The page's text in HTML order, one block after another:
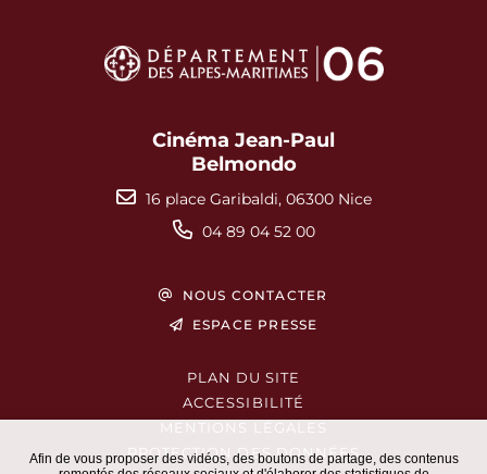
Afin de vous proposer des vidéos, des boutons de partage, des contenus
Cinéma Jean-Paul
Belmondo
16 place Garibaldi, 06300 Nice
04 89 04 52 00
NOUS CONTACTER
ESPACE PRESSE
PLAN DU SITE
ACCESSIBILITÉ
MENTIONS LÉGALES
PROTECTION DES DONNÉES